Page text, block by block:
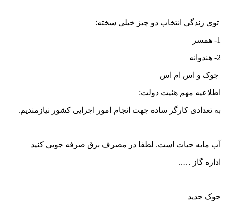
———— ——— ——— ——— ——— —–
توی زندگی انتخاب دو چیز خیلی سخته:
1- همسر
2- هندوانه
جوک و اس ام اس
اطلاعیه مهم هئیت دولت:
به تعدادی کارگر ساده جهت انجام امور اجرایی کشور نیازمندیم.
———— ——— ——— ——— ——— ——— –
آب مایه حیات است. لطفا در مصرف برق صرفه جویی کنید
اداره گاز …..
———— ——— ——— ——— —–
جوک جدید